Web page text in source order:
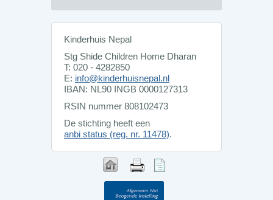
Kinderhuis Nepal
Stg Shide Children Home Dharan
T: 020 - 4282850
E: info@kinderhuisnepal.nl
IBAN: NL90 INGB 0000127313
RSIN nummer 808102473
De stichting heeft een
anbi status (reg. nr. 11478).